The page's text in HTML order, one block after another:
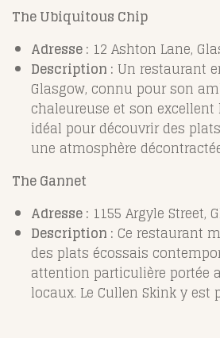
The Ubiquitous Chip
Adresse : 12 Ashton Lane,
Description : Un restaurant
Glasgow, connu pour son
chaleureuse et son excellent
idéal pour découvrir des
une atmosphère
The Gannet
Adresse : 1155 Argyle Street,
Description : Ce restaurant
des plats écossais
attention particulière portée
locaux. Le Cullen Skink y est